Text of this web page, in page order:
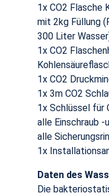
1x CO2 Flasche
mit 2kg Füllung
300 Liter
1x CO2
1x CO2
1x 3m CO2
1x Schlüssel für
alle Einschraub -
alle
1x
Daten des
Die